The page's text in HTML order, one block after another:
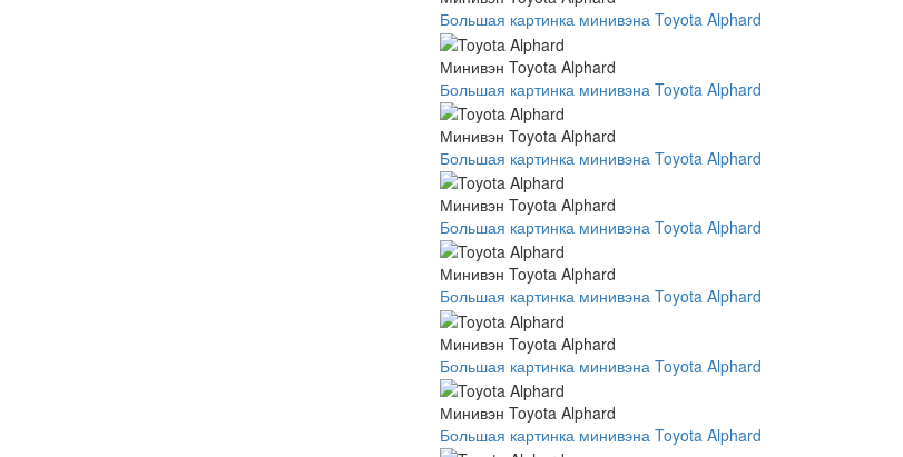
Большая картинка минивэна Toyota Alphard
Минивэн Toyota Alphard
Большая картинка минивэна Toyota Alphard
Минивэн Toyota Alphard
Большая картинка минивэна Toyota Alphard
Минивэн Toyota Alphard
Большая картинка минивэна Toyota Alphard
Минивэн Toyota Alphard
Большая картинка минивэна Toyota Alphard
Минивэн Toyota Alphard
Большая картинка минивэна Toyota Alphard
Минивэн Toyota Alphard
Большая картинка минивэна Toyota Alphard